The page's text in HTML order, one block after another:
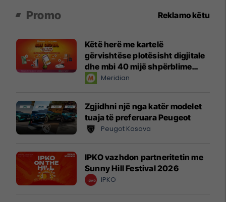
Promo Reklamo këtu
Këtë herë me kartelë
gërvishtëse plotësisht digjitale
dhe mbi 40 mijë shpërblime
instant!Meridian
Zgjidhni një nga katër modelet
tuaja të preferuara Peugeot
Peugot Kosova
IPKO vazhdon partneritetin me
Sunny Hill Festival 2026
IPKO